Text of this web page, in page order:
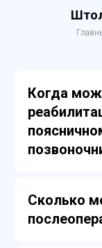
Когда
Сколько